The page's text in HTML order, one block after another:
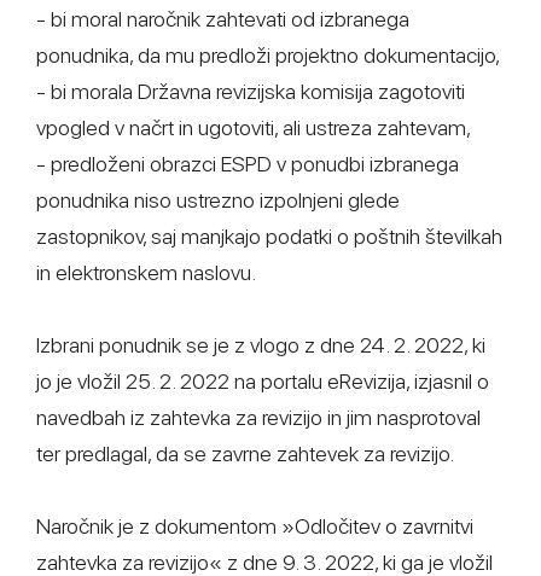
- bi moral naročnik zahtevati od izbranega
ponudnika, da mu predloži projektno dokumentacijo,
- bi morala Državna revizijska komisija zagotoviti
vpogled v načrt in ugotoviti, ali ustreza zahtevam,
- predloženi obrazci ESPD v ponudbi izbranega
ponudnika niso ustrezno izpolnjeni glede
zastopnikov, saj manjkajo podatki o poštnih številkah
in elektronskem naslovu.
Izbrani ponudnik se je z vlogo z dne 24. 2. 2022, ki
jo je vložil 25. 2. 2022 na portalu eRevizija, izjasnil o
navedbah iz zahtevka za revizijo in jim nasprotoval
ter predlagal, da se zavrne zahtevek za revizijo.
Naročnik je z dokumentom »Odločitev o zavrnitvi
zahtevka za revizijo« z dne 9. 3. 2022, ki ga je vložil